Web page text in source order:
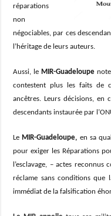
réparations
non
négociables, par ces
l’héritage de leurs auteurs.
Aussi, le MIR-Guadeloupenote
contestent plus les faits de
ancêtres. Leurs décisions, en
descendants instaurée par
Le MIR-Guadeloupe, en sa
pour exiger les Réparations
l’esclavage, – actes
réclame sans conditions que
immédiat de la falsification